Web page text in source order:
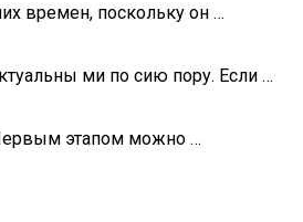
времен, поскольку он …
ми по сию пору. Если …
Первым этапом можно …